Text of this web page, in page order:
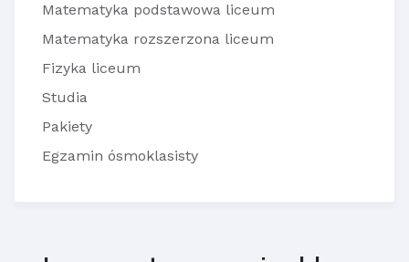
Matematyka podstawowa liceum
Matematyka rozszerzona liceum
Fizyka liceum
Studia
Pakiety
Egzamin ósmoklasisty